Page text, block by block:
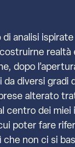
analisi
realtà
dopo
diversi
alterato
dei
poter fare
non ci si